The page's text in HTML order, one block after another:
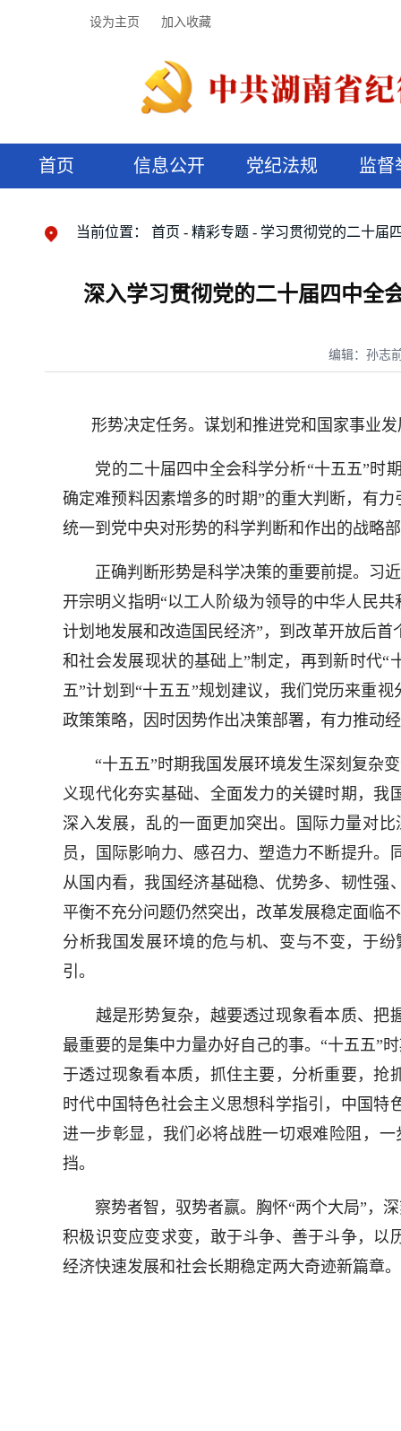
设为主页 加入收藏
首页 信息公开 党纪法规 监督
当前位置： 首页 精彩专题 学习贯彻党的二十届
深入学习贯彻党的二十届四中全
编辑：孙志
形势决定任务。谋划和推进党和国家事业
党的二十届四中全会科学分析“十五五”时期
确定难预料因素增多的时期”的重大判断，有
统一到党中央对形势的科学判断和作出的战略
正确判断形势是科学决策的重要前提。习近
开宗明义指明“以工人阶级为领导的中华人民
计划地发展和改造国民经济”，到改革开放后
和社会发展现状的基础上”制定，再到新时代“
五”计划到“十五五”规划建议，我们党历来重
政策策略，因时因势作出决策部署，有力推动
“十五五”时期我国发展环境发生深刻复杂变
义现代化夯实基础、全面发力的关键时期，
深入发展，乱的一面更加突出。国际力量对
员，国际影响力、感召力、塑造力不断提升
从国内看，我国经济基础稳、优势多、韧性
平衡不充分问题仍然突出，改革发展稳定面临
分析我国发展环境的危与机、变与不变，于
引。
越是形势复杂，越要透过现象看本质、把
最重要的是集中力量办好自己的事。“十五五”
于透过现象看本质，抓住主要，分析重要，
时代中国特色社会主义思想科学指引，中国
进一步彰显，我们必将战胜一切艰难险阻，
挡。
察势者智，驭势者赢。胸怀“两个大局”，深
积极识变应变求变，敢于斗争、善于斗争，以
经济快速发展和社会长期稳定两大奇迹新篇章